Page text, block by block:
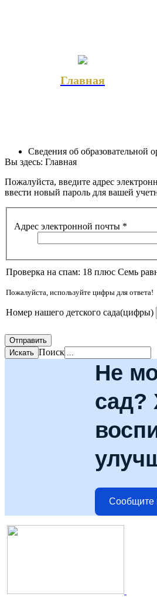
Главная
Сведения об образовательной
Вы здесь: Главная
Пожалуйста, введите адрес
ввести новый пароль для вашей
Адрес электронной почты *
Проверка на спам: 18 плюс Семь
Пожалуйста, используйте цифры для ответа!
Номер нашего детского сада(цифры)
Отправить
Поиск
Не
сад?
Сообщите